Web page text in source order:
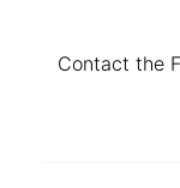
Contact the